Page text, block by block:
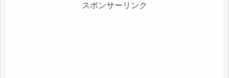
スポンサーリンク